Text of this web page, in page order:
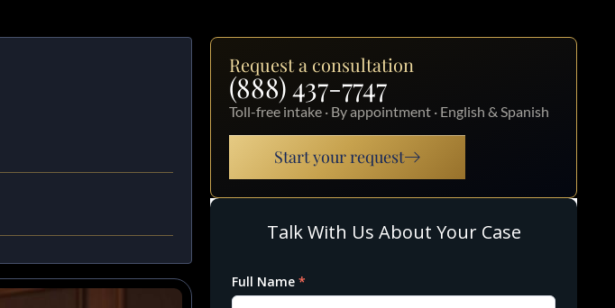
Request a consultation
(888) 437-7747
Toll-free intake · By appointment · English & Spanish
Start your request